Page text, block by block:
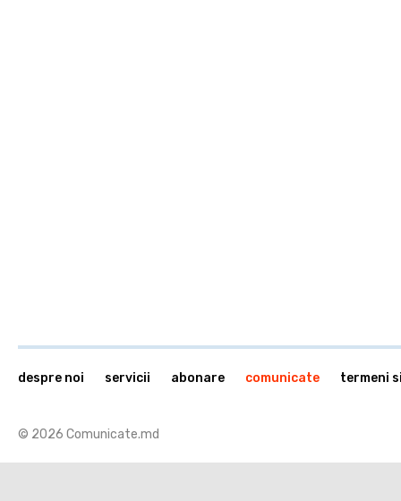
© 2026 Comunicate.md
despre noi servicii abonare comunicate termeni